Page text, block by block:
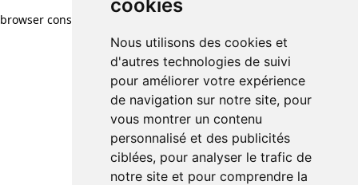
cookies
Nous utilisons des cookies et
d'autres technologies de suivi
pour améliorer votre expérience
de navigation sur notre site, pour
vous montrer un contenu
personnalisé et des publicités
ciblées, pour analyser le trafic de
notre site et pour comprendre la
browser console for more information)